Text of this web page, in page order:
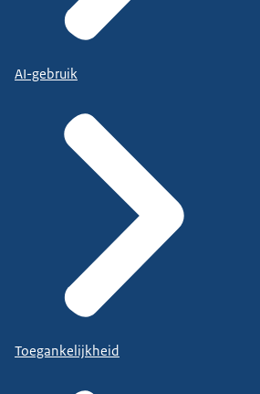
AI-gebruik
Toegankelijkheid